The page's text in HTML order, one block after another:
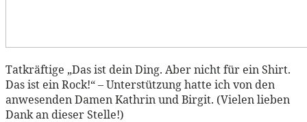
Tatkräftige „Das ist dein Ding. Aber nicht für ein Shirt.
Das ist ein Rock!“ – Unterstützung hatte ich von den
anwesenden Damen Kathrin und Birgit. (Vielen lieben
Dank an dieser Stelle!)